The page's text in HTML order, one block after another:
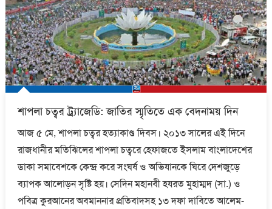
শাপলা চত্বর ট্র্যাজেডি: জাতির স্মৃতিতে এক বেদনাময় দিন
আজ ৫ মে, শাপলা চত্বর হত্যাকাণ্ড দিবস। ২০১৩ সালের এই দিনে
রাজধানীর মতিঝিলের শাপলা চত্বরে হেফাজতে ইসলাম বাংলাদেশের
ডাকা সমাবেশকে কেন্দ্র করে সংঘর্ষ ও অভিযানকে ঘিরে দেশজুড়ে
ব্যাপক আলোড়ন সৃষ্টি হয়। সেদিন মহানবী হযরত মুহাম্মদ (সা.) ও
পবিত্র কুরআনের অবমাননার প্রতিবাদসহ ১৩ দফা দাবিতে আলেম-